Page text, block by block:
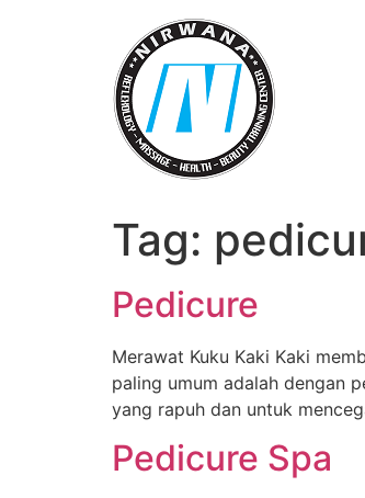
Tag:
Pedicure
Merawat Kuku Kaki Kaki
paling umum adalah dengan
yang rapuh dan untuk
Pedicure Spa